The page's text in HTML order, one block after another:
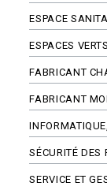
ESPACE
ESPACES VERTS
FABRICANT
FABRICANT
SÉCURITÉ DES
SERVICE ET